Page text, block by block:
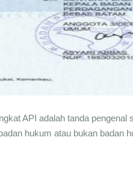
API adalah tanda pengenal
hukum atau bukan badan